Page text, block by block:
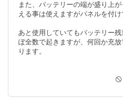
また、バッテリーの端が盛り上
える事は使えますがパネルを付け
あと使用していてもバッテリー
ぼ全数で起きますが、何回か充